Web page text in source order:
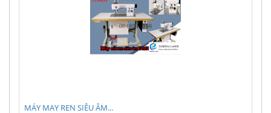
MÁY MAY REN SIÊU ÂM...